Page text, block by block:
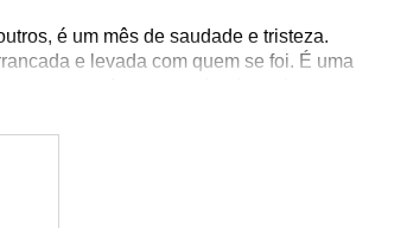
é um mês de saudade e tristeza.
e levada com quem se foi. É uma
para nos fazer recordar daquele ser
que partiram. Traga à memória os
tornado a sua inspiração. Saiba quem